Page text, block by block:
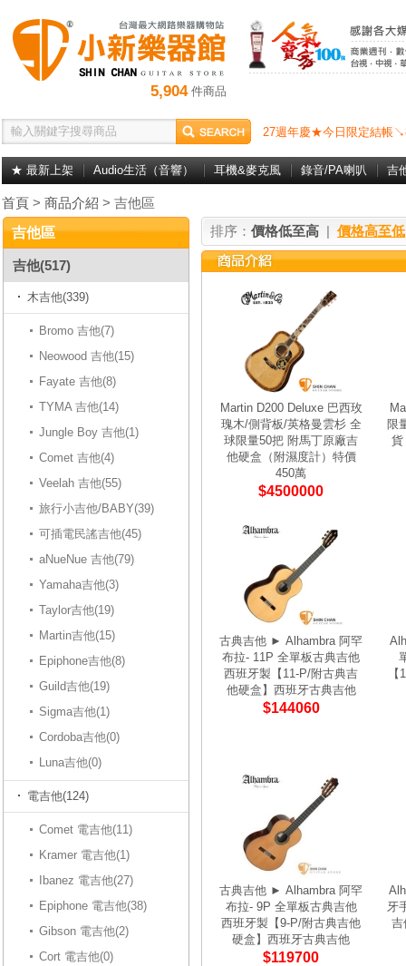
5,904件商品
27週年慶★今日限定結帳
★ 最新上架 Audio生活（音響） 耳機&麥克風 錄音/PA喇叭 吉
首頁 > 商品介紹 > 吉他區
吉他區
吉他(517)
木吉他(339)
Bromo 吉他(7)
Neowood 吉他(15)
Fayate 吉他(8)
TYMA 吉他(14)
Jungle Boy 吉他(1)
Comet 吉他(4)
Veelah 吉他(55)
旅行小吉他/BABY(39)
可插電民謠吉他(45)
aNueNue 吉他(79)
Yamaha吉他(3)
Taylor吉他(19)
Martin吉他(15)
Epiphone吉他(8)
Guild吉他(19)
Sigma吉他(1)
Cordoba吉他(0)
Luna吉他(0)
電吉他(124)
Comet 電吉他(11)
Kramer 電吉他(1)
Ibanez 電吉他(27)
Epiphone 電吉他(38)
Gibson 電吉他(2)
Cort 電吉他(0)
排序： 價格低至高 | 價格高至低
Martin D200 Deluxe 巴西玫
瑰木/側背板/英格曼雲杉 全
球限量50把 附馬丁原廠吉
他硬盒（附濕度計）特價
450萬
$4500000
限
貨
古典吉他 ► Alhambra 阿罕
布拉- 11P 全單板古典吉他
西班牙製【11-P/附古典吉
他硬盒】西班牙古典吉他
$144060
古典吉他 ► Alhambra 阿罕
布拉- 9P 全單板古典吉他
西班牙製【9-P/附古典吉他
硬盒】西班牙古典吉他
$119700
牙
吉